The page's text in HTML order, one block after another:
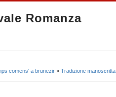
Romanza
comens' a brunezir » Tradizione manoscritta